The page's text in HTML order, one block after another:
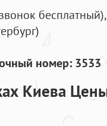
бесплатный),
номер: 3533
Киева